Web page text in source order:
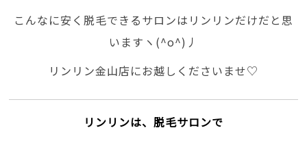
こんなに安く脱毛できるサロンはリンリンだけだと思
いますヽ(^o^)丿
リンリン金山店にお越しくださいませ♡
リンリンは、脱毛サロンで